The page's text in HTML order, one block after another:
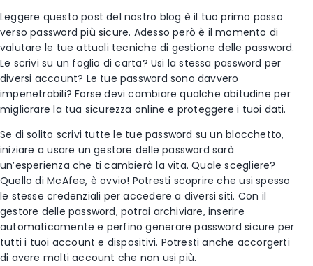
Leggere questo post del nostro blog è il tuo primo passo
verso password più sicure. Adesso però è il momento di
valutare le tue attuali tecniche di gestione delle password.
Le scrivi su un foglio di carta? Usi la stessa password per
diversi account? Le tue password sono davvero
impenetrabili? Forse devi cambiare qualche abitudine per
migliorare la tua sicurezza online e proteggere i tuoi dati.
Se di solito scrivi tutte le tue password su un blocchetto,
iniziare a usare un gestore delle password sarà
un’esperienza che ti cambierà la vita. Quale scegliere?
Quello di McAfee, è ovvio! Potresti scoprire che usi spesso
le stesse credenziali per accedere a diversi siti. Con il
gestore delle password, potrai archiviare, inserire
automaticamente e perfino generare password sicure per
tutti i tuoi account e dispositivi. Potresti anche accorgerti
di avere molti account che non usi più.